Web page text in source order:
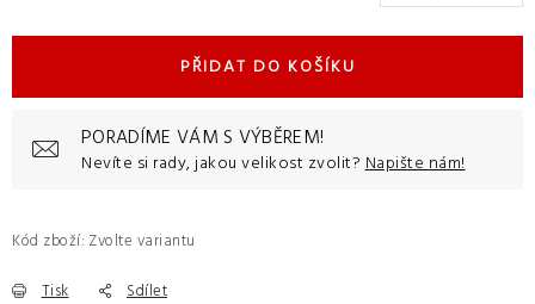
PŘIDAT DO KOŠÍKU
PORADÍME VÁM S VÝBĚREM!
Nevíte si rady, jakou velikost zvolit? Napište nám!
Kód zboží: Zvolte variantu
Tisk Sdílet